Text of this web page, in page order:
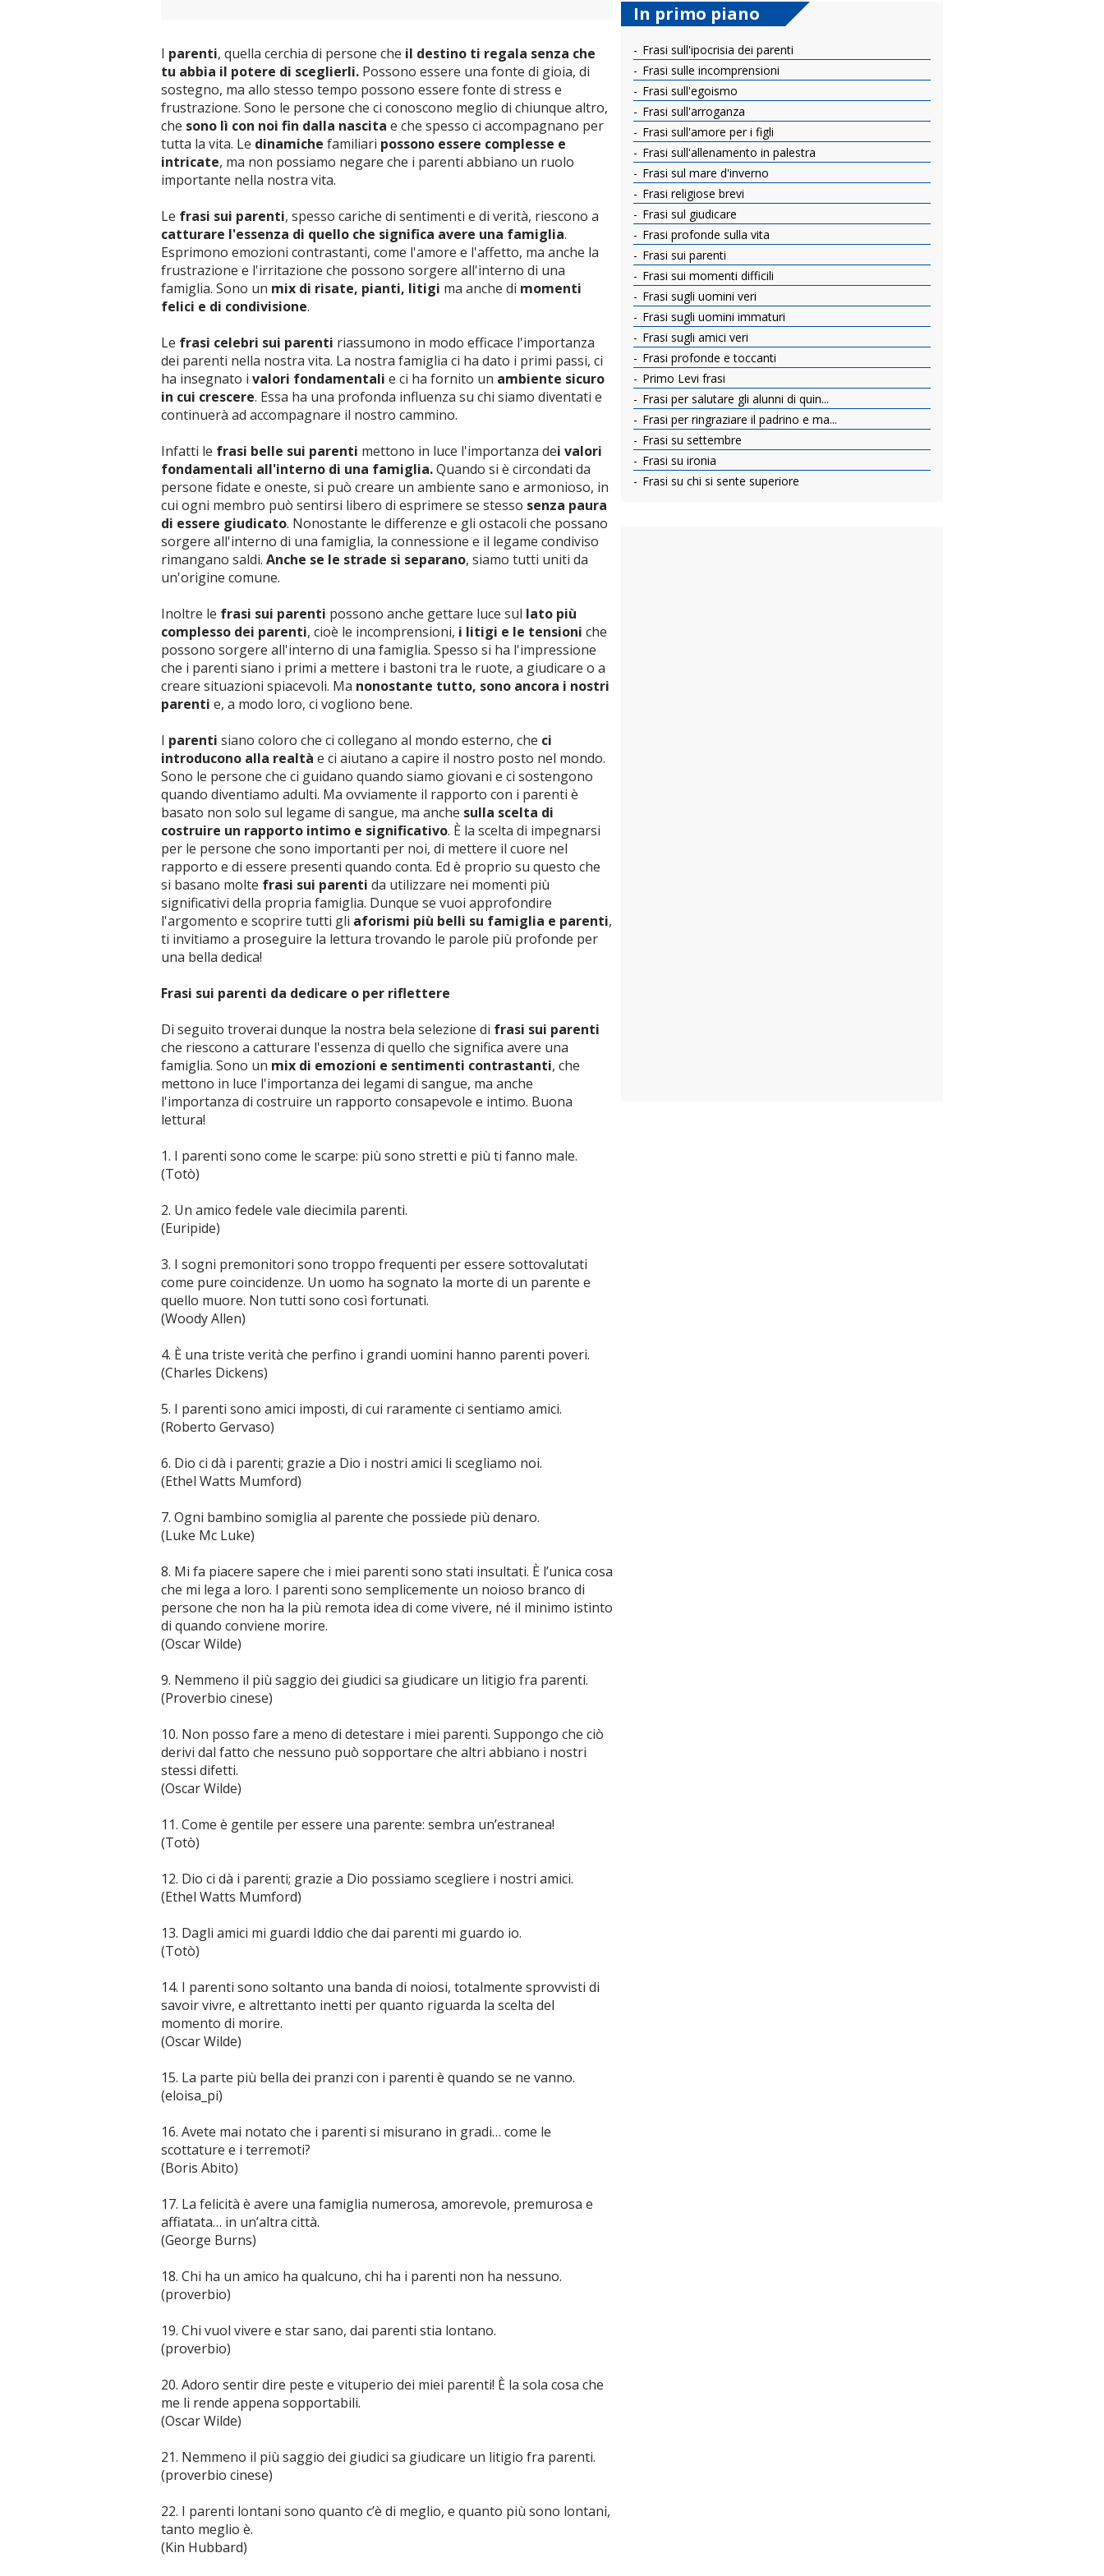
I parenti, quella cerchia di persone che il destino ti regala senza che
tu abbia il potere di sceglierli. Possono essere una fonte di gioia, di
sostegno, ma allo stesso tempo possono essere fonte di stress e
frustrazione. Sono le persone che ci conoscono meglio di chiunque altro,
che sono lì con noi fin dalla nascita e che spesso ci accompagnano per
tutta la vita. Le dinamiche familiari possono essere complesse e
intricate, ma non possiamo negare che i parenti abbiano un ruolo
importante nella nostra vita.
Le frasi sui parenti, spesso cariche di sentimenti e di verità, riescono a
catturare l'essenza di quello che significa avere una famiglia.
Esprimono emozioni contrastanti, come l'amore e l'affetto, ma anche la
frustrazione e l'irritazione che possono sorgere all'interno di una
famiglia. Sono un mix di risate, pianti, litigi ma anche di momenti
felici e di condivisione.
Le frasi celebri sui parenti riassumono in modo efficace l'importanza
dei parenti nella nostra vita. La nostra famiglia ci ha dato i primi passi, ci
ha insegnato i valori fondamentali e ci ha fornito un ambiente sicuro
in cui crescere. Essa ha una profonda influenza su chi siamo diventati e
continuerà ad accompagnare il nostro cammino.
Infatti le frasi belle sui parenti mettono in luce l'importanza dei valori
fondamentali all'interno di una famiglia.Quando si è circondati da
persone fidate e oneste, si può creare un ambiente sano e armonioso, in
cui ogni membro può sentirsi libero di esprimere se stesso senza paura
di essere giudicato. Nonostante le differenze e gli ostacoli che possano
sorgere all'interno di una famiglia, la connessione e il legame condiviso
rimangano saldi. Anche se le strade si separano, siamo tutti uniti da
un'origine comune.
Inoltre le frasi sui parenti possono anche gettare luce sul lato più
complesso dei parenti, cioè le incomprensioni, i litigi e le tensioni che
possono sorgere all'interno di una famiglia. Spesso si ha l'impressione
che i parenti siano i primi a mettere i bastoni tra le ruote, a giudicare o a
creare situazioni spiacevoli. Ma nonostante tutto, sono ancora i nostri
parenti e, a modo loro, ci vogliono bene.
I parenti siano coloro che ci collegano al mondo esterno, che ci
introducono alla realtà e ci aiutano a capire il nostro posto nel mondo.
Sono le persone che ci guidano quando siamo giovani e ci sostengono
quando diventiamo adulti. Ma ovviamente il rapporto con i parenti è
basato non solo sul legame di sangue, ma anche sulla scelta di
costruire un rapporto intimo e significativo. È la scelta di impegnarsi
per le persone che sono importanti per noi, di mettere il cuore nel
rapporto e di essere presenti quando conta. Ed è proprio su questo che
si basano molte frasi sui parenti da utilizzare nei momenti più
significativi della propria famiglia. Dunque se vuoi approfondire
l'argomento e scoprire tutti gli aforismi più belli su famiglia e parenti,
ti invitiamo a proseguire la lettura trovando le parole più profonde per
una bella dedica!
Frasi sui parenti da dedicare o per riflettere
Di seguito troverai dunque la nostra bela selezione di frasi sui parenti
che riescono a catturare l'essenza di quello che significa avere una
famiglia. Sono un mix di emozioni e sentimenti contrastanti, che
mettono in luce l'importanza dei legami di sangue, ma anche
l'importanza di costruire un rapporto consapevole e intimo. Buona
lettura!
1. I parenti sono come le scarpe: più sono stretti e più ti fanno male.
(Totò)
2. Un amico fedele vale diecimila parenti.
(Euripide)
3. I sogni premonitori sono troppo frequenti per essere sottovalutati
come pure coincidenze. Un uomo ha sognato la morte di un parente e
quello muore. Non tutti sono così fortunati.
(Woody Allen)
4. È una triste verità che perfino i grandi uomini hanno parenti poveri.
(Charles Dickens)
5. I parenti sono amici imposti, di cui raramente ci sentiamo amici.
(Roberto Gervaso)
6. Dio ci dà i parenti; grazie a Dio i nostri amici li scegliamo noi.
(Ethel Watts Mumford)
7. Ogni bambino somiglia al parente che possiede più denaro.
(Luke Mc Luke)
8. Mi fa piacere sapere che i miei parenti sono stati insultati. È l’unica cosa
che mi lega a loro. I parenti sono semplicemente un noioso branco di
persone che non ha la più remota idea di come vivere, né il minimo istinto
di quando conviene morire.
(Oscar Wilde)
9. Nemmeno il più saggio dei giudici sa giudicare un litigio fra parenti.
(Proverbio cinese)
10. Non posso fare a meno di detestare i miei parenti. Suppongo che ciò
derivi dal fatto che nessuno può sopportare che altri abbiano i nostri
stessi difetti.
(Oscar Wilde)
11. Come è gentile per essere una parente: sembra un’estranea!
(Totò)
12. Dio ci dà i parenti; grazie a Dio possiamo scegliere i nostri amici.
(Ethel Watts Mumford)
13. Dagli amici mi guardi Iddio che dai parenti mi guardo io.
(Totò)
14. I parenti sono soltanto una banda di noiosi, totalmente sprovvisti di
savoir vivre, e altrettanto inetti per quanto riguarda la scelta del
momento di morire.
(Oscar Wilde)
15. La parte più bella dei pranzi con i parenti è quando se ne vanno.
(eloisa_pi)
16. Avete mai notato che i parenti si misurano in gradi… come le
scottature e i terremoti?
(Boris Abito)
17. La felicità è avere una famiglia numerosa, amorevole, premurosa e
affiatata… in un’altra città.
(George Burns)
18. Chi ha un amico ha qualcuno, chi ha i parenti non ha nessuno.
(proverbio)
19. Chi vuol vivere e star sano, dai parenti stia lontano.
(proverbio)
20. Adoro sentir dire peste e vituperio dei miei parenti! È la sola cosa che
me li rende appena sopportabili.
(Oscar Wilde)
21. Nemmeno il più saggio dei giudici sa giudicare un litigio fra parenti.
(proverbio cinese)
22. I parenti lontani sono quanto c’è di meglio, e quanto più sono lontani,
tanto meglio è.
(Kin Hubbard)
In primo piano
Frasi sull'ipocrisia dei parenti
Frasi sulle incomprensioni
Frasi sull'egoismo
Frasi sull'arroganza
Frasi sull'amore per i figli
Frasi sull'allenamento in palestra
Frasi sul mare d'inverno
Frasi religiose brevi
Frasi sul giudicare
Frasi profonde sulla vita
Frasi sui parenti
Frasi sui momenti difficili
Frasi sugli uomini veri
Frasi sugli uomini immaturi
Frasi sugli amici veri
Frasi profonde e toccanti
Primo Levi frasi
Frasi per salutare gli alunni di quin...
Frasi per ringraziare il padrino e ma...
Frasi su settembre
Frasi su ironia
Frasi su chi si sente superiore